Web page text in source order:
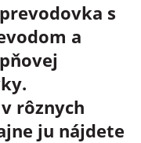
s
a
rôznych
ju nájdete